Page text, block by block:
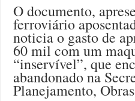
O documento,
ferroviário
noticia o gasto de
60 mil com um
“inservível”, que
abandonado na
Planejamento,